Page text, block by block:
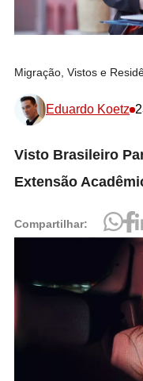
Migração, Vistos e
Eduardo Koetz
Visto Brasileiro
Extensão
Compartilhar: